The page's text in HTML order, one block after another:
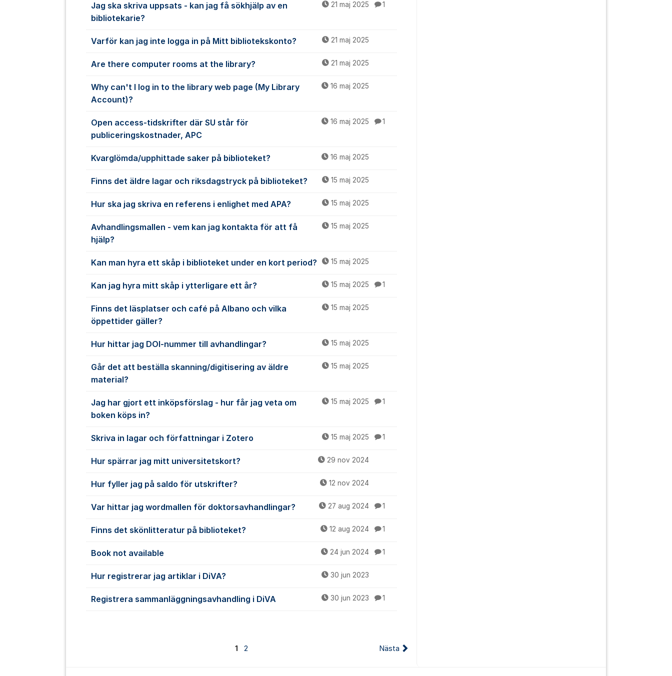
Jag ska skriva uppsats - kan jag få sökhjälp av en
bibliotekarie?
21 maj 2025 1
Varför kan jag inte logga in på Mitt bibliotekskonto? 21 maj 2025
Are there computer rooms at the library? 21 maj 2025
Why can't I log in to the library web page (My Library
Account)?
16 maj 2025
Open access-tidskrifter där SU står för
publiceringskostnader, APC
16 maj 2025 1
Kvarglömda/upphittade saker på biblioteket? 16 maj 2025
Finns det äldre lagar och riksdagstryck på biblioteket? 15 maj 2025
Hur ska jag skriva en referens i enlighet med APA? 15 maj 2025
Avhandlingsmallen - vem kan jag kontakta för att få
hjälp?
15 maj 2025
Kan man hyra ett skåp i biblioteket under en kort period? 15 maj 2025
Kan jag hyra mitt skåp i ytterligare ett år? 15 maj 2025 1
Finns det läsplatser och café på Albano och vilka
öppettider gäller?
15 maj 2025
Hur hittar jag DOI-nummer till avhandlingar? 15 maj 2025
Går det att beställa skanning/digitisering av äldre
material?
15 maj 2025
Jag har gjort ett inköpsförslag - hur får jag veta om
boken köps in?
15 maj 2025 1
Skriva in lagar och författningar i Zotero 15 maj 2025 1
Hur spärrar jag mitt universitetskort? 29 nov 2024
Hur fyller jag på saldo för utskrifter? 12 nov 2024
Var hittar jag wordmallen för doktorsavhandlingar? 27 aug 2024 1
Finns det skönlitteratur på biblioteket? 12 aug 2024 1
Book not available 24 jun 2024 1
Hur registrerar jag artiklar i DiVA? 30 jun 2023
Registrera sammanläggningsavhandling i DiVA 30 jun 2023 1
1 2 Nästa